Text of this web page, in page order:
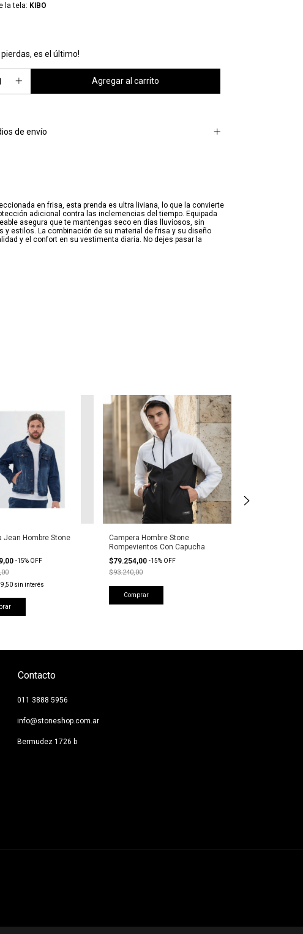
la tela: KIBO
pierdas, es el último!
de envío
en frisa, esta prenda es ultra liviana, lo que la convierte
adicional contra las inclemencias del tiempo. Equipada
asegura que te mantengas seco en días lluviosos, sin
estilos. La combinación de su material de frisa y su diseño
y el confort en su vestimenta diaria. No dejes pasar la
Jean Hombre Stone
-15% OFF
sin interés
Campera Hombre Stone
Rompevientos Con Capucha
$79.254,00 -15% OFF
$93.240,00
Comprar
Contacto
011 3888 5956
info@stoneshop.com.ar
Bermudez 1726 b